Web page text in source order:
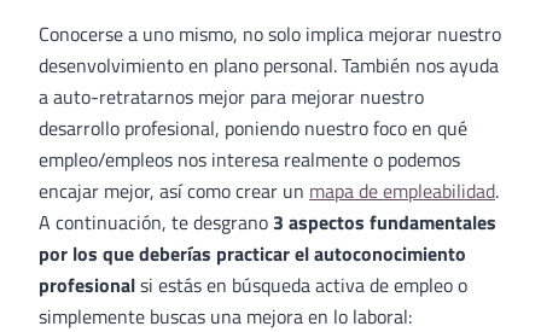
Conocerse a uno mismo, no solo implica mejorar nuestro
desenvolvimiento en plano personal. También nos ayuda
a auto-retratarnos mejor para mejorar nuestro
desarrollo profesional, poniendo nuestro foco en qué
empleo/empleos nos interesa realmente o podemos
encajar mejor, así como crear un mapa de empleabilidad.
A continuación, te desgrano 3 aspectos fundamentales
por los que deberías practicar el autoconocimiento
profesionalsi estás en búsqueda activa de empleo o
simplemente buscas una mejora en lo laboral: